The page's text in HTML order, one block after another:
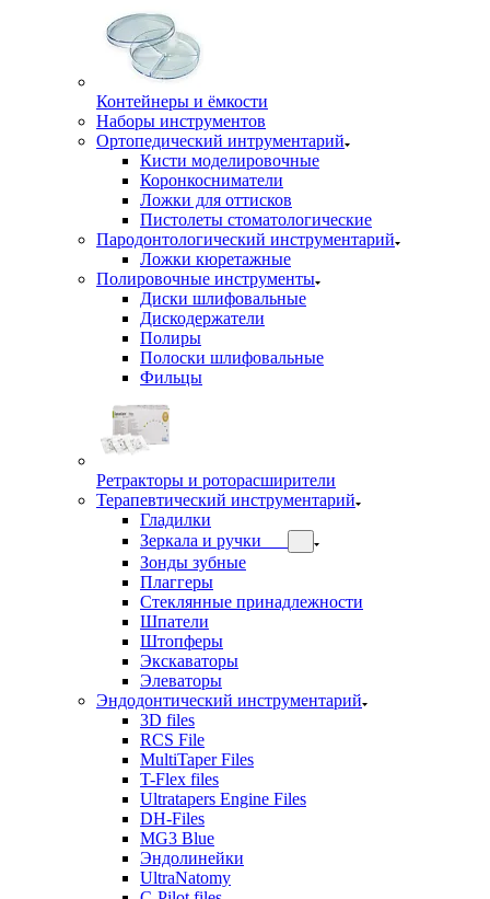
Контейнеры и ёмкости
Наборы инструментов
Ортопедический интрументарий
Кисти моделировочные
Коронкосниматели
Ложки для оттисков
Пистолеты стоматологические
Пародонтологический инструментарий
Ложки кюретажные
Полировочные инструменты
Диски шлифовальные
Дискодержатели
Полиры
Полоски шлифовальные
Фильцы
Ретракторы и роторасширители
Терапевтический инструментарий
Гладилки
Зеркала и ручки
Зонды зубные
Плаггеры
Стеклянные принадлежности
Шпатели
Штопферы
Экскаваторы
Элеваторы
Эндодонтический инструментарий
3D files
RCS File
MultiTaper Files
T-Flex files
Ultratapers Engine Files
DH-Files
MG3 Blue
Эндолинейки
UltraNatomy